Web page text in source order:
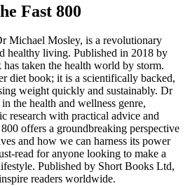
Fast 800
Michael Mosley, is a revolutionary
healthy living. Published in 2018 by
taken the health world by storm.
diet book; it is a scientifically backed,
weight quickly and sustainably. Dr
the health and wellness genre,
research with practical advice and
offers a groundbreaking perspective
and how we can harness its power
read for anyone looking to make a
Published by Short Books Ltd,
readers worldwide.